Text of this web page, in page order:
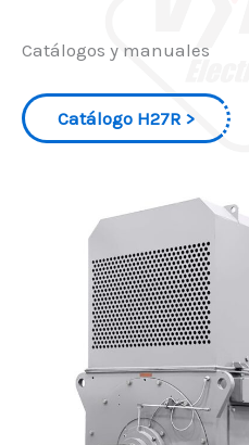
Catálogos y manuales
Catálogo H27R